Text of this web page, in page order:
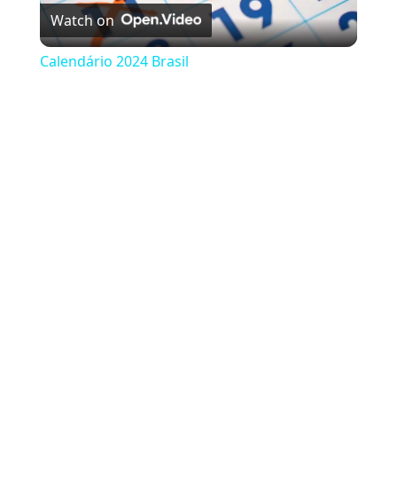
Watch on
Calendário 2024 Brasil